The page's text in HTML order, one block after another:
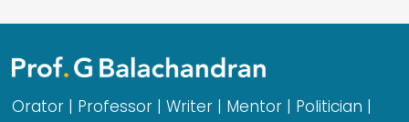
Orator | Professor | Writer | Mentor | Politician |